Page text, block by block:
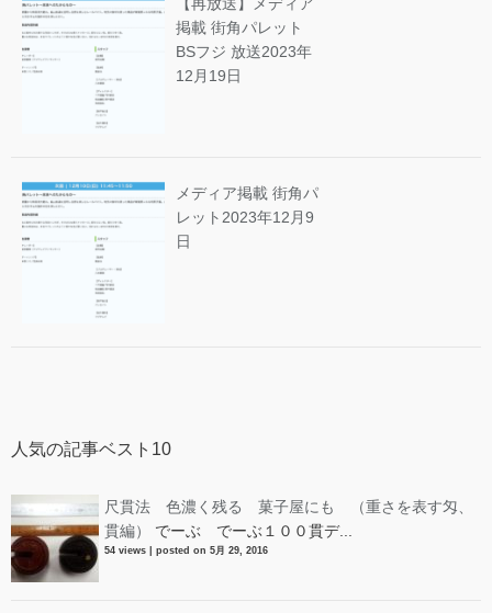
掲載 街角パレット
BSフジ 放送2023年
12月19日
メディア掲載 街角パ
レット 2023年12月9
日
人気の記事ベスト10
尺貫法 色濃く残る 菓子屋にも （重さを表す匁、
貫編）
でーぶ でーぶ１００貫デ...
54 views posted on 5月 29, 2016